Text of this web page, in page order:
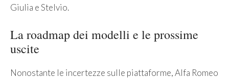
Giulia e Stelvio.
La roadmap dei modelli e le prossime
uscite
Nonostante le incertezze sulle piattaforme, Alfa Romeo